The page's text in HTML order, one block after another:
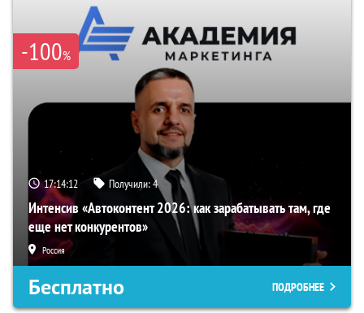
-100%
17:14:11 Получили:4
Интенсив «Автоконтент 2026: как зарабатывать там, где
еще нет конкурентов»
Россия
Бесплатно ПОДРОБНЕЕ